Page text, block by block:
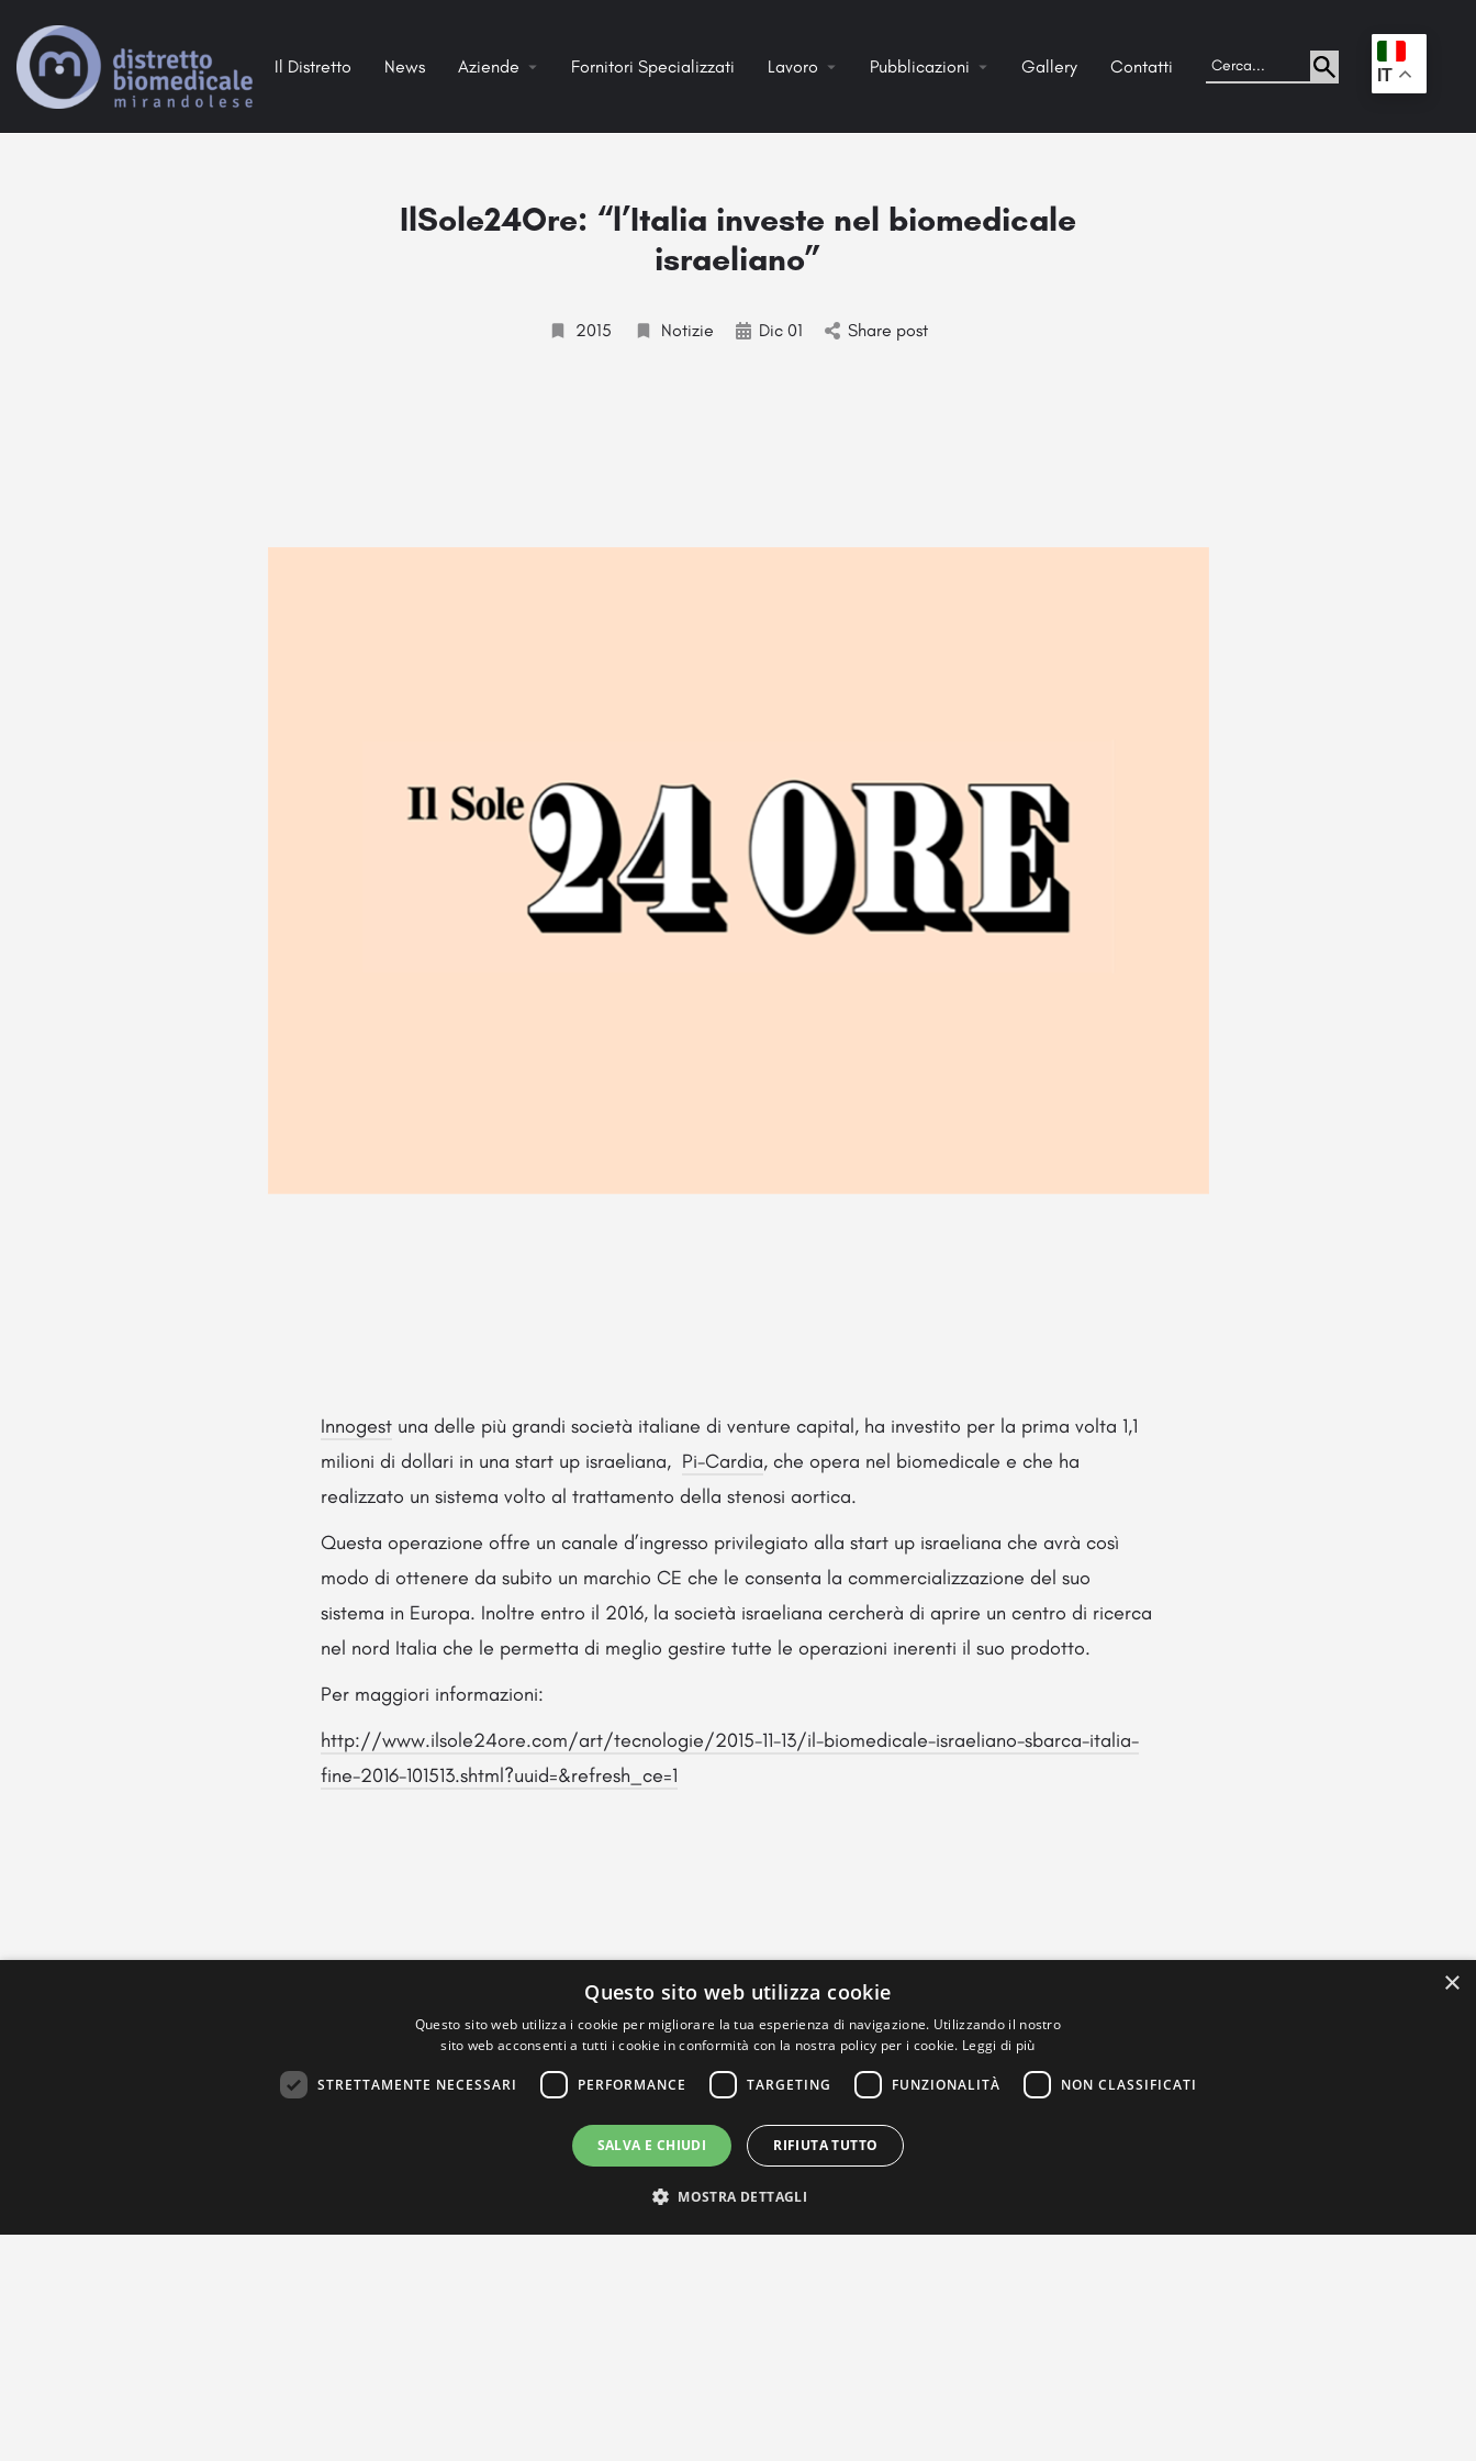
Il Distretto News Aziende Fornitori Specializzati Lavoro Pubblicazioni Gallery Contatti . IT
IlSole24Ore: “l’Italia investe nel biomedicale
israeliano”
2015 Notizie Dic 01 Share post
Innogest una delle più grandi società italiane di venture capital, ha investito per la prima volta 1,1
milioni di dollari in una start up israeliana, Pi-Cardia, che opera nel biomedicale e che ha
realizzato un sistema volto al trattamento della stenosi aortica.
Questa operazione offre un canale d’ingresso privilegiato alla start up israeliana che avrà così
modo di ottenere da subito un marchio CE che le consenta la commercializzazione del suo
sistema in Europa. Inoltre entro il 2016, la società israeliana cercherà di aprire un centro di ricerca
nel nord Italia che le permetta di meglio gestire tutte le operazioni inerenti il suo prodotto.
Per maggiori informazioni:
http://www.ilsole24ore.com/art/tecnologie/2015-11-13/il-biomedicale-israeliano-sbarca-italia-
fine-2016-101513.shtml?uuid=&refresh_ce=1
×
Questo sito web utilizza cookie
Questo sito web utilizza i cookie per migliorare la tua esperienza di navigazione. Utilizzando il nostro
sito web acconsenti a tutti i cookie in conformità con la nostra policy per i cookie. Leggi di più
STRETTAMENTE NECESSARI PERFORMANCE TARGETING FUNZIONALITÀ NON CLASSIFICATI
SALVA E CHIUDI RIFIUTA TUTTO
MOSTRA DETTAGLI